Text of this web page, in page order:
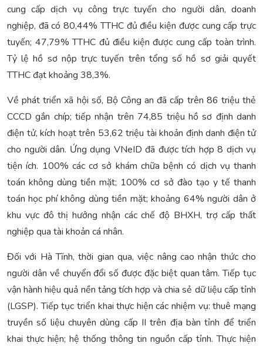
cung cấp dịch vụ công trực tuyến cho người dân, doanh
nghiệp, đã có 80,44% TTHC đủ điều kiện được cung cấp trực
tuyến; 47,79% TTHC đủ điều kiện được cung cấp toàn trình.
Tỷ lệ hồ sơ nộp trực tuyến trên tổng số hồ sơ giải quyết
TTHC đạt khoảng 38,3%.
Về phát triển xã hội số, Bộ Công an đã cấp trên 86 triệu thẻ
CCCD gắn chíp; tiếp nhận trên 74,85 triệu hồ sơ định danh
điện tử, kích hoạt trên 53,62 triệu tài khoản định danh điện tử
cho người dân. Ứng dụng VNeID đã được tích hợp 8 dịch vụ
tiện ích. 100% các cơ sở khám chữa bệnh có dịch vụ thanh
toán không dùng tiền mặt; 100% cơ sở đào tạo y tế thanh
toán học phí không dùng tiền mặt; khoảng 64% người dân ở
khu vực đô thị hưởng nhận các chế độ BHXH, trợ cấp thất
nghiệp qua tài khoản cá nhân.
Đối với Hà Tĩnh, thời gian qua, việc nâng cao nhận thức cho
người dân về chuyển đổi số được đặc biệt quan tâm. Tiếp tục
vận hành hiệu quả nền tảng tích hợp và chia sẻ dữ liệu cấp tỉnh
(LGSP). Tiếp tục triển khai thực hiện các nhiệm vụ: thuê mạng
truyền số liệu chuyên dùng cấp II trên địa bàn tỉnh để triển
khai thực hiện; hệ thống thông tin nguồn cấp tỉnh. Thực hiện